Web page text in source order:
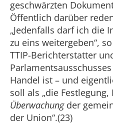
geschwärzten
Öffentlich darüber
„Jedenfalls darf ich die
zu eins weitergeben“,
TTIP-Berichterstatter
Handel ist – und
soll als „die
Überwachungder
der Union“.(23)